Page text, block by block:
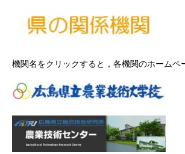
機関名をクリックすると，各機関のホームペ